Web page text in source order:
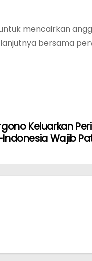
mencairkan
bersama
Keluarkan
Indonesia Wajib